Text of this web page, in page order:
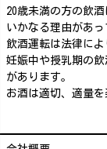
20歳未満の方の飲
いかなる理由があ
飲酒運転は法律によ
妊娠中や授乳期の
があります。
お酒は適切、適量を